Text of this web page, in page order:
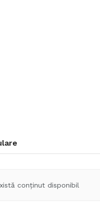
conținut disponibil